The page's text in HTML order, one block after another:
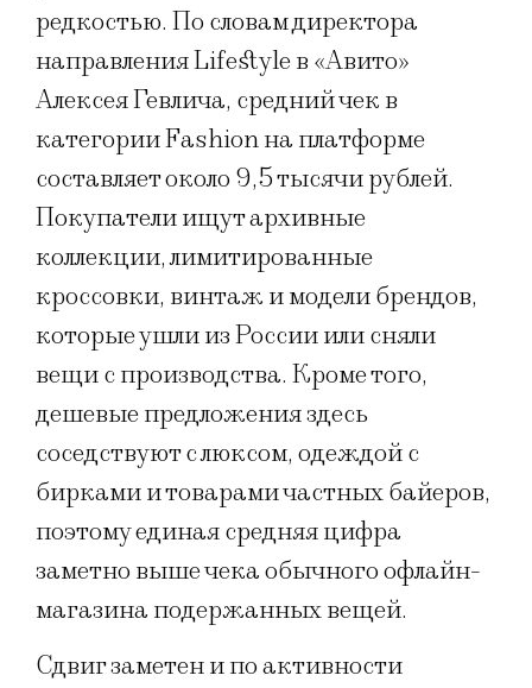
редкостью. По словам директора
направления Lifestyle в «Авито»
Алексея Гевлича, средний чек в
категории Fashion на платформе
составляет около 9,5 тысячи рублей.
Покупатели ищут архивные
коллекции, лимитированные
кроссовки, винтаж и модели брендов,
которые ушли из России или сняли
вещи с производства. Кроме того,
дешевые предложения здесь
соседствуют с люксом, одеждой с
бирками и товарами частных байеров,
поэтому единая средняя цифра
заметно выше чека обычного офлайн-
магазина подержанных вещей.
Сдвиг заметен и по активности